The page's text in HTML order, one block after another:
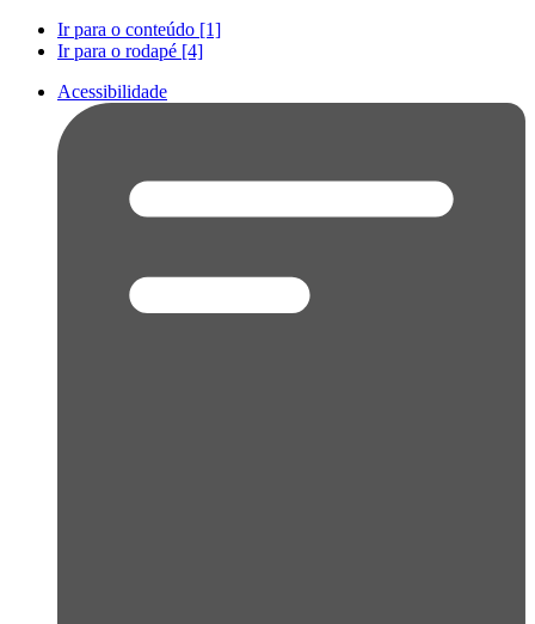
Ir para o conteúdo [1]
Ir para o rodapé [4]
Acessibilidade